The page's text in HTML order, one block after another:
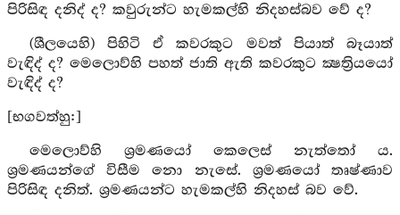
පිරිසිඳ දනිද් ද? කවුරුන්ට හැමකල්හි නිදහස්බව වේ ද?
(ශීලයෙහි) පිහිටි ඒ කවරකුට මවත් පියාත් බෑයාත්
වැඳිද් ද? මෙලොව්හි පහත් ජාති ඇති කවරකුට ක්‍ෂත්‍රියයෝ
වැඳිද් ද?
[භගවත්හු:]
මෙලොව්හි ශ්‍රමණයෝ කෙලෙස් නැත්තෝ ය.
ශ්‍රමණයන්ගේ විසීම නො නැසේ. ශ්‍රමණයෝ තෘෂ්ණාව
පිරිසිඳ දනිත්. ශ්‍රමණයන්ට හැමකල්හි නිදහස් බව වේ.